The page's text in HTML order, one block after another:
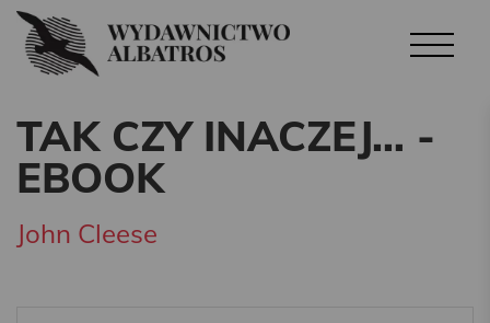
TAK CZY INACZEJ… -
EBOOK
John Cleese